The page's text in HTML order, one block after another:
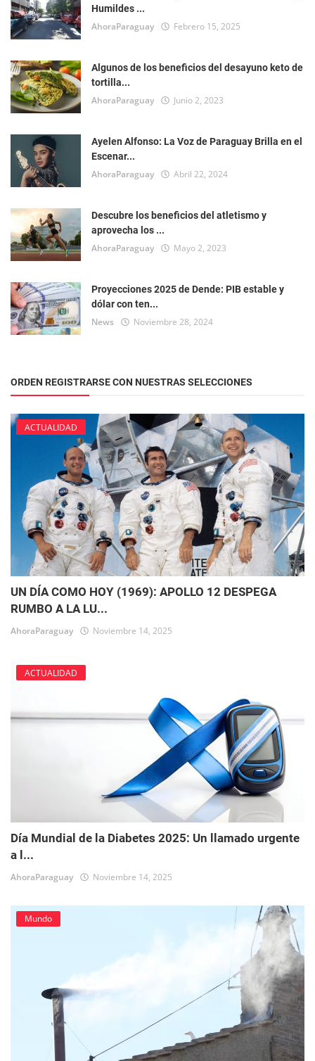
Humildes ...
AhoraParaguay Febrero 15, 2025
Algunos de los beneficios del desayuno keto de
tortilla...
AhoraParaguay Junio 2, 2023
Ayelen Alfonso: La Voz de Paraguay Brilla en el
Escenar...
AhoraParaguay Abril 22, 2024
Descubre los beneficios del atletismo y
aprovecha los ...
AhoraParaguay Mayo 2, 2023
Proyecciones 2025 de Dende: PIB estable y
dólar con ten...
News Noviembre 28, 2024
ORDEN REGISTRARSE CON NUESTRAS SELECCIONES
ACTUALIDAD
UN DÍA COMO HOY (1969): APOLLO 12 DESPEGA
RUMBO A LA LU...
AhoraParaguay Noviembre 14, 2025
ACTUALIDAD
Día Mundial de la Diabetes 2025: Un llamado urgente
a l...
AhoraParaguay Noviembre 14, 2025
Mundo